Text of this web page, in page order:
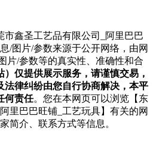
鑫圣工艺品有限公司_阿里巴巴
/图片/参数来源于公开网络，由网
片/参数等的真实性、准确性和合
）仅提供展示服务，请谨慎交易，
法律纠纷由您自行协商解决，本平
何责任。您在本网页可以浏览【东
里巴巴旺铺_工艺玩具】有关的网
简介、联系方式等信息。